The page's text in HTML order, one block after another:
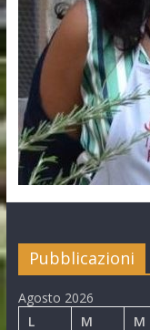
Pubblicazioni
Agosto 2026
L
M M